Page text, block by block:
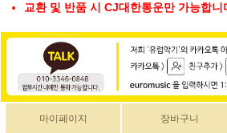
교환 및 반품 시 CJ대한통운만 가능합니
마이페이지 장바구니